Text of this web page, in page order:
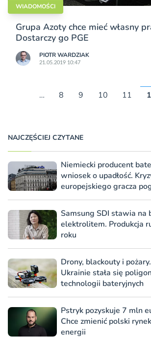
WIADOMOŚCI
Grupa Azoty chce mieć własny
Dostarczy go PGE
PIOTR WARDZIAK
21.05.2019 10:47
… 8 9 10 11
NAJCZĘŚCIEJ CZYTANE
Niemiecki producent
wniosek o upadłość.
europejskiego gracza
Samsung SDI stawia na
elektrolitem. Produkcja
roku
Drony, blackouty i
Ukrainie stała się
technologii bateryjnych
Pstryk pozyskuje 7 mln
Chce zmienić polski
energii